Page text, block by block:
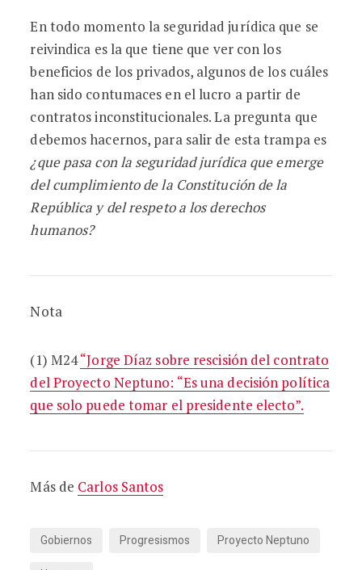
En todo momento la seguridad jurídica que se
reivindica es la que tiene que ver con los
beneficios de los privados, algunos de los cuáles
han sido contumaces en el lucro a partir de
contratos inconstitucionales. La pregunta que
debemos hacernos, para salir de esta trampa es
¿que pasa con la seguridad jurídica que emerge
del cumplimiento de la Constitución de la
República y del respeto a los derechos
humanos?
Nota
(1) M24“Jorge Díaz sobre rescisión del contrato
del Proyecto Neptuno: “Es una decisión política
que solo puede tomar el presidente electo”.
Más de Carlos Santos
Gobiernos Progresismos
Proyecto Neptuno